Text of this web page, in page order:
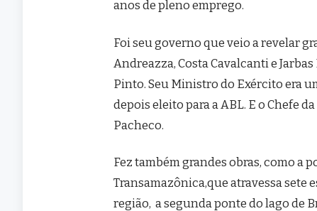
anos de pleno emprego.
Foi seu governo que veio a revelar
Andreazza, Costa Cavalcanti e
Pinto. Seu Ministro do Exército era
depois eleito para a ABL. E o Chefe
Pacheco.
Fez também grandes obras, como a
Transamazônica,que atravessa
região, a segunda ponte do lago de